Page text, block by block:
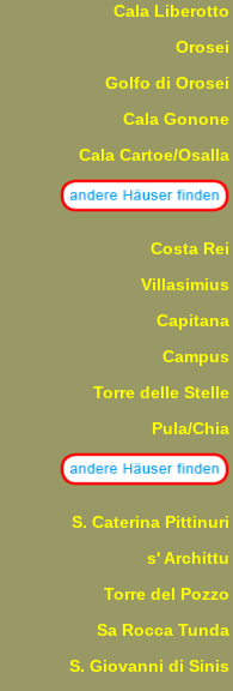
Cala Liberotto
Orosei
Golfo di Orosei
Cala Gonone
Cala Cartoe/Osalla
Costa Rei
Villasimius
Capitana
Campus
Torre delle Stelle
Pula/Chia
S. Caterina Pittinuri
s' Archittu
Torre del Pozzo
Sa Rocca Tunda
S. Giovanni di Sinis